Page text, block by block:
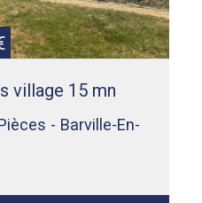
village 15 mn
- Barville-En-